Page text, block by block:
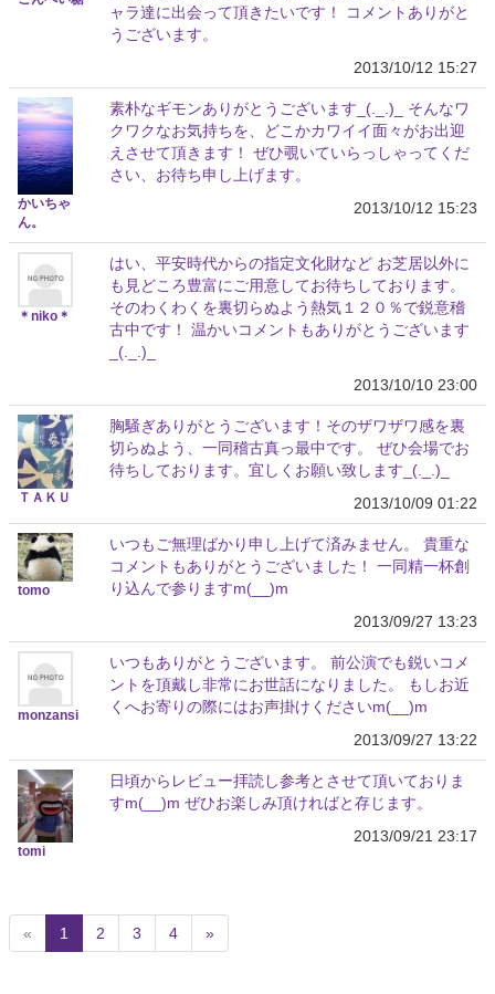
ャラ達に出会って頂きたいです！ コメントありがと
うございます。
2013/10/12 15:27
かいちゃ
ん。
素朴なギモンありがとうございます_(._.)_ そんなワ
クワクなお気持ちを、どこかカワイイ面々がお出迎
えさせて頂きます！ ぜひ覗いていらっしゃってくだ
さい、お待ち申し上げます。
2013/10/12 15:23
＊niko＊
はい、平安時代からの指定文化財など お芝居以外に
も見どころ豊富にご用意してお待ちしております。
そのわくわくを裏切らぬよう熱気１２０％で鋭意稽
古中です！ 温かいコメントもありがとうございます
_(._.)_
2013/10/10 23:00
ＴＡＫＵ
胸騒ぎありがとうございます！そのザワザワ感を裏
切らぬよう、一同稽古真っ最中です。 ぜひ会場でお
待ちしております。宜しくお願い致します_(._.)_
2013/10/09 01:22
tomo
いつもご無理ばかり申し上げて済みません。 貴重な
コメントもありがとうございました！ 一同精一杯創
り込んで参りますm(__)m
2013/09/27 13:23
monzansi
いつもありがとうございます。 前公演でも鋭いコメ
ントを頂戴し非常にお世話になりました。 もしお近
くへお寄りの際にはお声掛けくださいm(__)m
2013/09/27 13:22
tomi
日頃からレビュー拝読し参考とさせて頂いておりま
すm(__)m ぜひお楽しみ頂ければと存じます。
2013/09/21 23:17
« 1
c
2 3 4 »